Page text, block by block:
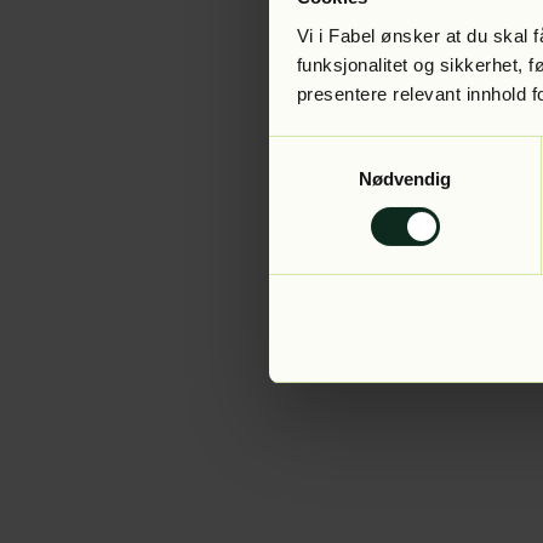
Vi i Fabel ønsker at du skal
funksjonalitet og sikkerhet,
presentere relevant innhold
Nødvendig
Application